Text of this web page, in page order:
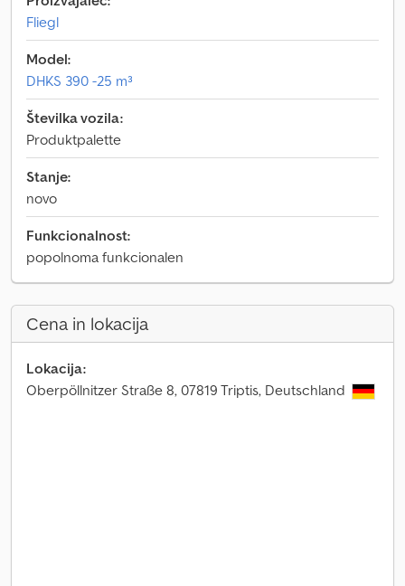
Fliegl
Model:
DHKS 390 -25 m³
Številka vozila:
Produktpalette
Stanje:
novo
Funkcionalnost:
popolnoma funkcionalen
Cena in lokacija
Lokacija:
Oberpöllnitzer Straße 8, 07819 Triptis, Deutschland